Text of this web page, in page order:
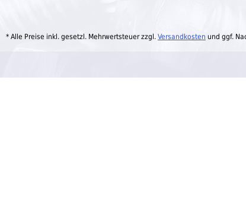
* Alle Preise inkl. gesetzl. Mehrwertsteuer zzgl. Versandkosten und ggf.